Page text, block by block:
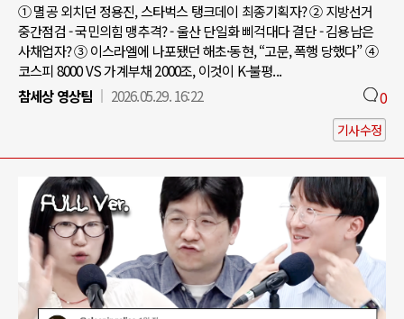
① 멸공 외치던 정용진, 스타벅스 탱크데이 최종기획자? ② 지방선거
중간점검 - 국민의힘 맹추격? - 울산 단일화 삐걱대다 결단 - 김용남은
사채업자? ③ 이스라엘에 나포됐던 해초·동현, “고문, 폭행 당했다” ④
코스피 8000 VS 가계부채 2000조, 이것이 K-불평...
참세상 영상팀
2026.05.29. 16:22 0
기사수정